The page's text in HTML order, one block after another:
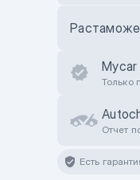
Только
Отчет
Есть